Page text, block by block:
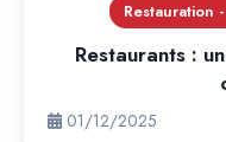
Restauration
Restaurants :
01/12/2025